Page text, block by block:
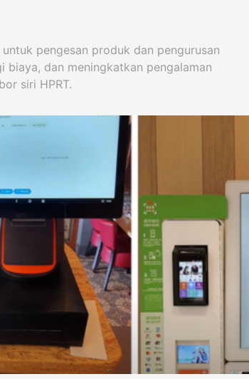
pengesan produk dan pengurusan
biaya, dan meningkatkan pengalaman
siri HPRT.